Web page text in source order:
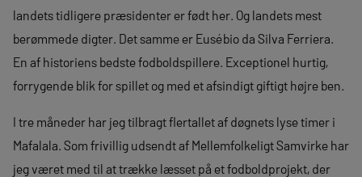
landets tidligere præsidenter er født her. Og landets mest
berømmede digter. Det samme er Eusébio da Silva Ferriera.
En af historiens bedste fodboldspillere. Exceptionel hurtig,
forrygende blik for spillet og med et afsindigt giftigt højre ben.
I tre måneder har jeg tilbragt flertallet af døgnets lyse timer i
Mafalala. Som frivillig udsendt af Mellemfolkeligt Samvirke har
jeg været med til at trække læsset på et fodboldprojekt, der